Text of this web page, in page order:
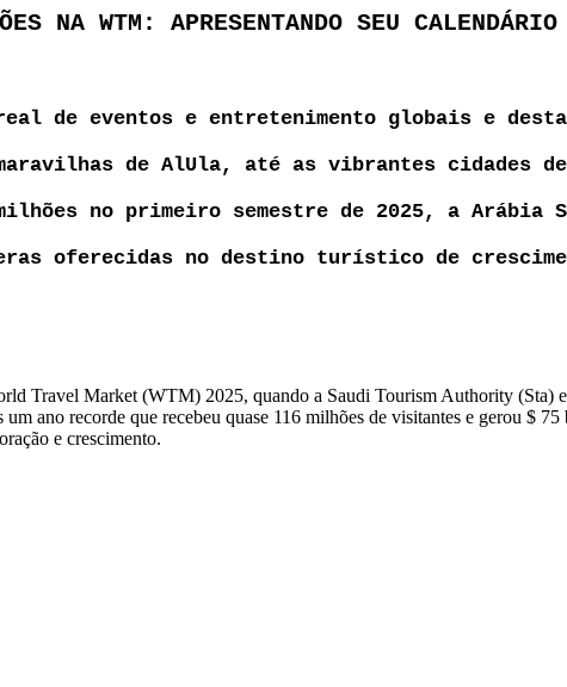
NA WTM: APRESENTANDO SEU
de eventos e entretenimento globais e
de AlUla, até as vibrantes cidades
no primeiro semestre de 2025, a Arábia
oferecidas no destino turístico de
Travel Market (WTM) 2025, quando a Saudi Tourism Authority (Sta)
ano recorde que recebeu quase 116 milhões de visitantes e gerou $
e crescimento.